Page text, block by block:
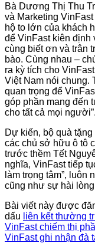
Bà Dương Thị Thu
và Marketing
hộ to lớn của khách
để VinFast kiên
cùng biết ơn và trân
bào. Cùng nhau –
ra kỳ tích cho
Việt Nam nói chung.
quan trọng để
góp phần mang đến
cho tất cả mọi người”.
Dự kiến, bộ quà
các chủ sở hữu ô tô
trước thềm Tết
nghĩa, VinFast tiếp
làm trọng tâm”,
cũng như sự hài
Bài viết này được
dấu liên kết thường
VinFast chiếm thị
VinFast ghi nhận đà